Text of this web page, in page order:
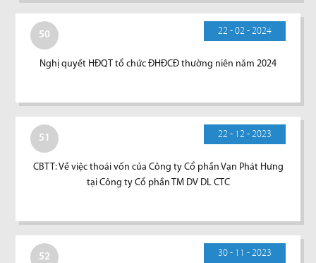
50 22 - 02 - 2024
Nghị quyết HĐQT tổ chức ĐHĐCĐ thường niên năm 2024
51 22 - 12 - 2023
CBTT: Về việc thoái vốn của Công ty Cổ phần Vạn Phát Hưng
tại Công ty Cổ phần TM DV DL CTC
52 30 - 11 - 2023